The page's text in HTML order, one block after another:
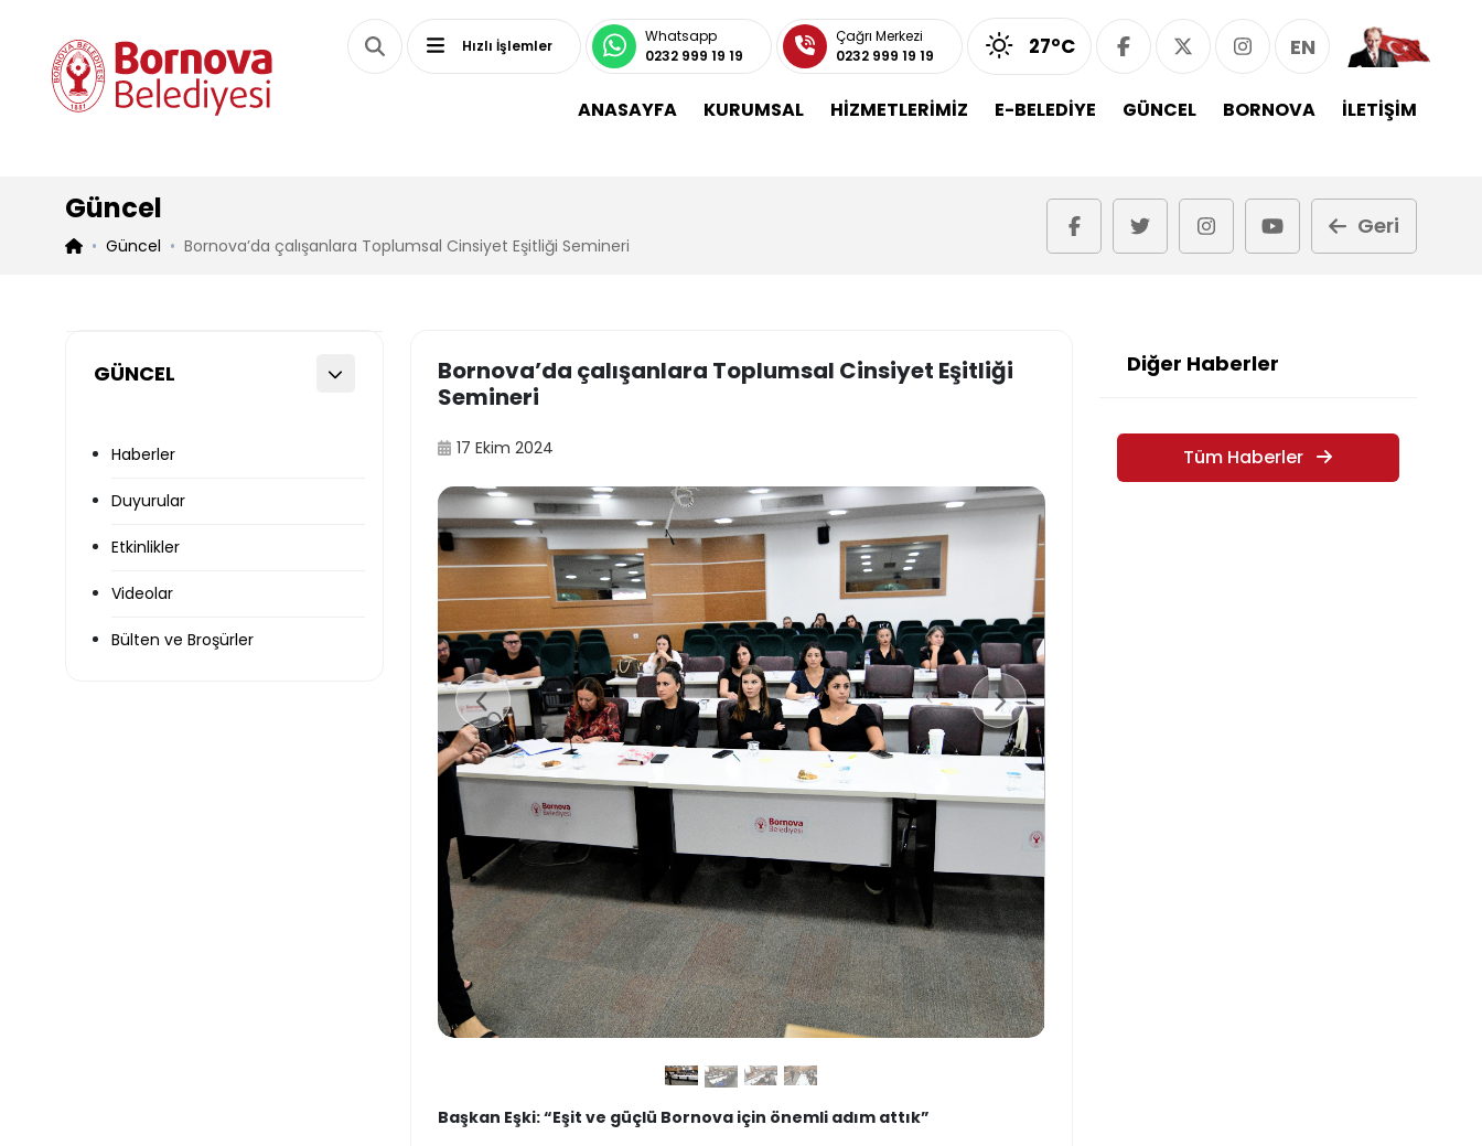
Hızlı İşlemler
Whatsapp
0232 999 19 19
Çağrı Merkezi
0232 999 19 19
27°C EN
ANASAYFA KURUMSAL HİZMETLERİMİZ E-BELEDİYE GÜNCEL BORNOVA İLETİŞİM
Güncel
Güncel Bornova’da çalışanlara Toplumsal Cinsiyet Eşitliği Semineri
Geri
GÜNCEL
Haberler
Duyurular
Etkinlikler
Videolar
Bülten ve Broşürler
Bornova’da çalışanlara Toplumsal Cinsiyet Eşitliği
Semineri
17 Ekim 2024
Başkan Eşki: “Eşit ve güçlü Bornova için önemli adım attık”
Diğer Haberler
Tüm Haberler